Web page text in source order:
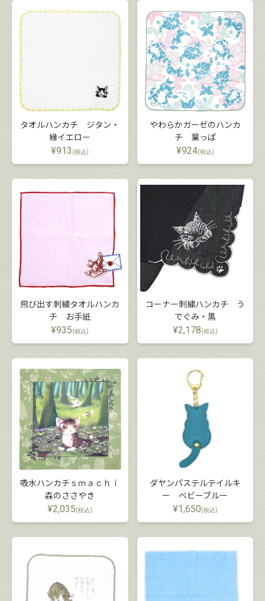
タオルハンカチ ジタン・
縁イエロー
¥913 (税込)
やわらかガーゼのハンカ
チ 葉っぱ
¥924(税込)
飛び出す刺繍タオルハンカ
チ お手紙
¥935(税込)
コーナー刺繍ハンカチ う
でぐみ・黒
¥2,178(税込)
吸水ハンカチｓｍａｃｈｉ
森のささやき
¥2,035(税込)
ダヤンパステルテイルキ
ー ベビーブルー
¥1,650(税込)